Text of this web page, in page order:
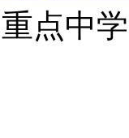
点中学